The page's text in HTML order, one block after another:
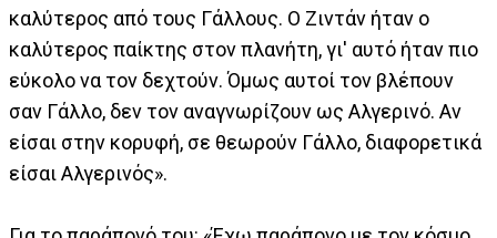
καλύτερος από τους Γάλλους. Ο Ζιντάν ήταν ο
καλύτερος παίκτης στον πλανήτη, γι' αυτό ήταν πιο
εύκολο να τον δεχτούν. Όμως αυτοί τον βλέπουν
σαν Γάλλο, δεν τον αναγνωρίζουν ως Αλγερινό. Αν
είσαι στην κορυφή, σε θεωρούν Γάλλο, διαφορετικά
είσαι Αλγερινός».